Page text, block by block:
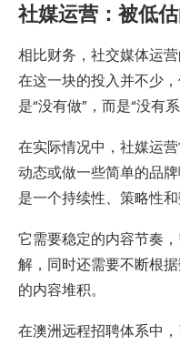
社媒运营：被低
相比财务，社交媒体运
在这一块的投入并不少
是“没有做”，而是“没有系
在实际情况中，社媒运
动态或做一些简单的品
是一个持续性、策略性和
它需要稳定的内容节奏
解，同时还需要不断根
的内容堆积。
在澳洲远程招聘体系中